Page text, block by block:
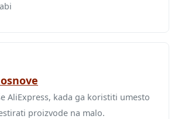
AliExpress, kada ga koristiti umesto
proizvode na malo.